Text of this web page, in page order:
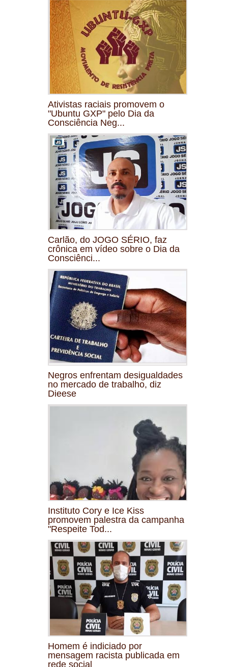
Ativistas raciais promovem o
"Ubuntu GXP" pelo Dia da
Consciência Neg...
Carlão, do JOGO SÉRIO, faz
crônica em vídeo sobre o Dia da
Consciênci...
Negros enfrentam desigualdades
no mercado de trabalho, diz
Dieese
Instituto Cory e Ice Kiss
promovem palestra da campanha
"Respeite Tod...
Homem é indiciado por
mensagem racista publicada em
rede social